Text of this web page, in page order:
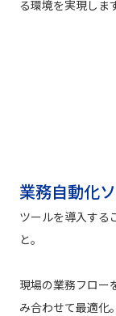
る環境を実現しま
業務自動化
ツールを導入する
と。
現場の業務フロー
み合わせて最適化